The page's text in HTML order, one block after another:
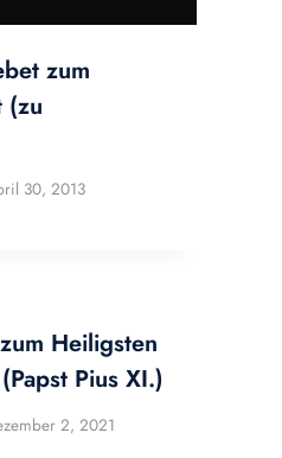
zum
(zu
30, 2013
Heiligsten
Pius XI.)
2, 2021